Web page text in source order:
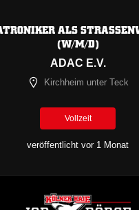
ALS
W/M/D)
ADAC E.V.
Kirchheim unter Teck
Vollzeit
veröffentlicht vor 1 Monat